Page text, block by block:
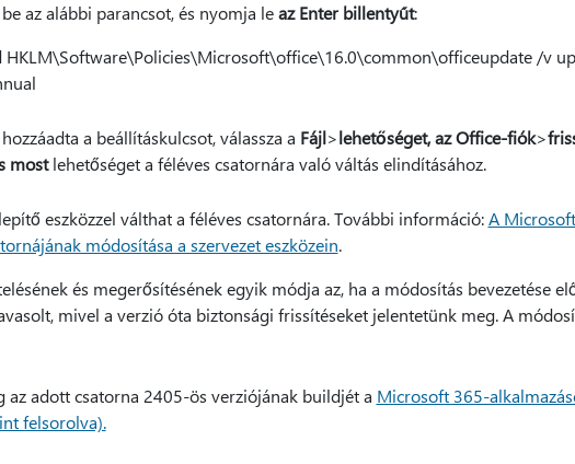
be az alábbi parancsot, és nyomja leaz Enter billentyűt:
HKLM\Software\Policies\Microsoft\office\16.0\common\officeupdate /v
a beállításkulcsot, válassza a Fájl>lehetőséget, az Office-fiók>
mostlehetőséget a féléves csatornára való váltás elindításához.
eszközzel válthat a féléves csatornára. További információ:A
módosítása a szervezet eszközein.
és megerősítésének egyik módja az, ha a módosítás bevezetése
mivel a verzió óta biztonsági frissítéseket jelentetünk meg. A
az adott csatorna 2405-ös verziójának buildjét a Microsoft 365-
felsorolva).